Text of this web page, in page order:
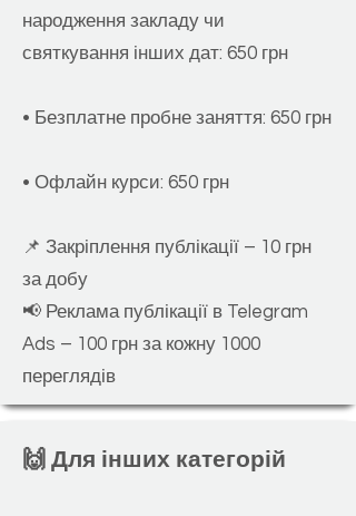
народження закладу чи
святкування інших дат: 650 грн
• Безплатне пробне заняття: 650 грн
• Офлайн курси: 650 грн
📌 Закріплення публікації – 10 грн
за добу
📢 Реклама публікації в Telegram
Ads – 100 грн за кожну 1000
переглядів
🙌 Для інших категорій